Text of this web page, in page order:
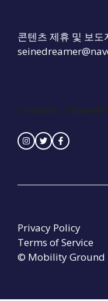
콘텐츠 제휴 및 보도
Contact :
© Mobility Ground
Privacy Policy
Terms of Service